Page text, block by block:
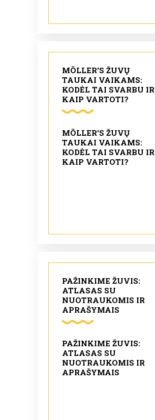
MÖLLER'S ŽUVŲ
TAUKAI VAIKAMS:
KODĖL TAI SVARBU IR
KAIP VARTOTI?
MÖLLER'S ŽUVŲ
TAUKAI VAIKAMS:
KODĖL TAI SVARBU IR
KAIP VARTOTI?
PAŽINKIME ŽUVIS:
ATLASAS SU
NUOTRAUKOMIS IR
APRAŠYMAIS
PAŽINKIME ŽUVIS:
ATLASAS SU
NUOTRAUKOMIS IR
APRAŠYMAIS